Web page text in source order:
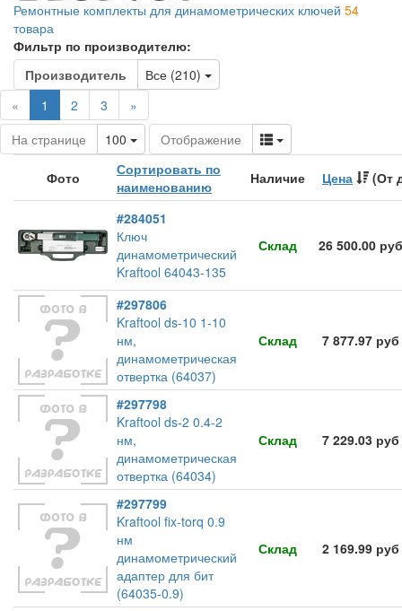
Ремонтные комплекты для динамометрических ключей 54
товара
Фильтр по производителю:
Производитель
Все (210) Toggle Dropdown
«
1 (current)
2 3
»
На странице
100 Toggle Dropdown
Отображение Toggle Dropdown
Фото
Сортировать по
наименованию
Наличие Цена (От
#284051
Ключ
динамометрический
Kraftool 64043-135
Склад 26 500.00 руб
#297806
Kraftool ds-10 1-10
нм,
динамометрическая
отвертка (64037)
Склад 7 877.97 руб
#297798
Kraftool ds-2 0.4-2
нм,
динамометрическая
отвертка (64034)
Склад 7 229.03 руб
#297799
Kraftool fix-torq 0.9
нм
динамометрический
адаптер для бит
(64035-0.9)
Склад 2 169.99 руб